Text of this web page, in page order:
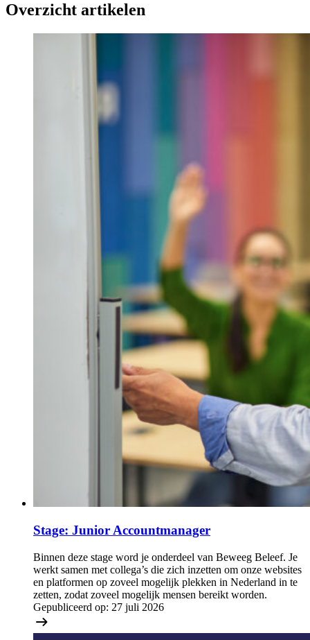
Overzicht artikelen
Stage: Junior Accountmanager
Binnen deze stage word je onderdeel van Beweeg Beleef. Je
werkt samen met collega’s die zich inzetten om onze websites
en platformen op zoveel mogelijk plekken in Nederland in te
zetten, zodat zoveel mogelijk mensen bereikt worden.
Gepubliceerd op: 27 juli 2026